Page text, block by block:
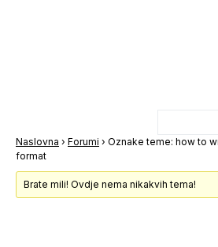
Naslovna › Forumi › Oznake teme: how to
format
Brate mili! Ovdje nema nikakvih tema!